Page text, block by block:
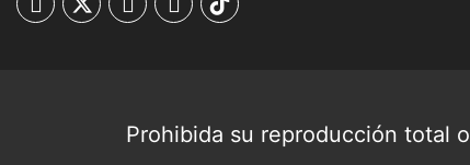
Prohibida su reproducción total